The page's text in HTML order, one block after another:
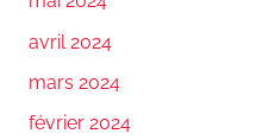
avril 2024
mars 2024
février 2024